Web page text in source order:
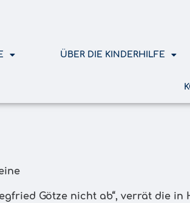
ÜBER DIE KINDERHILFE
Götze nicht ab“, verrät die in